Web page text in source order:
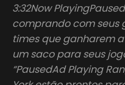
3:32Now
comprando com seus
times que ganharem
um saco para seus
“PausedAd Playing